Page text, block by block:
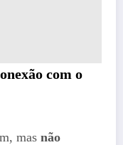
com o
mas não